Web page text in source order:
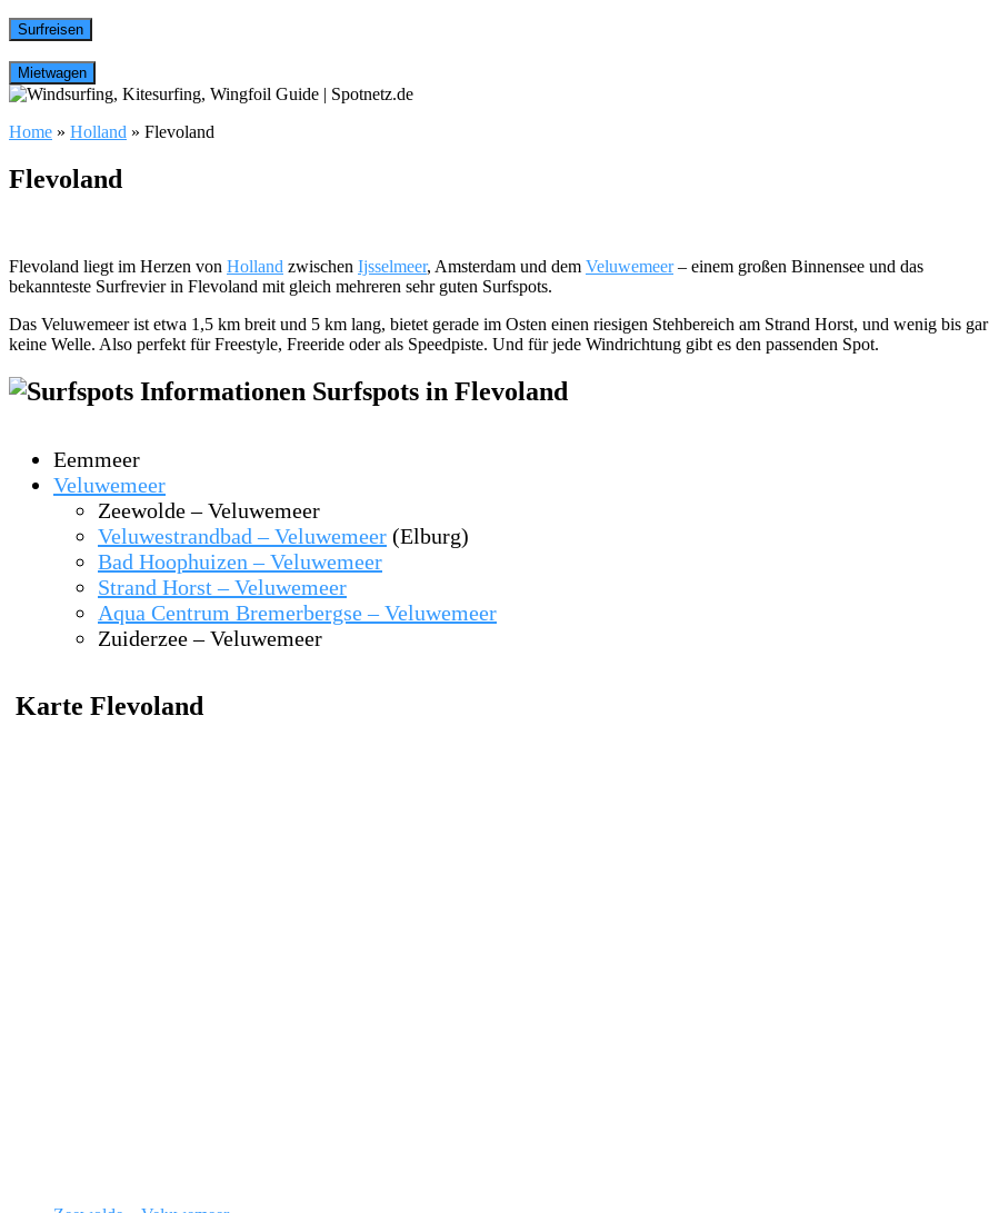
Home » Holland » Flevoland
Flevoland
Flevoland liegt im Herzen von Holland zwischen Ijsselmeer, Amsterdam und dem Veluwemeer– einem großen Binnensee und das
bekannteste Surfrevier in Flevoland mit gleich mehreren sehr guten Surfspots.
Das Veluwemeer ist etwa 1,5 km breit und 5 km lang, bietet gerade im Osten einen riesigen Stehbereich am Strand Horst, und wenig bis gar
keine Welle. Also perfekt für Freestyle, Freeride oder als Speedpiste. Und für jede Windrichtung gibt es den passenden Spot.
Surfspots in Flevoland
Eemmeer
Veluwemeer
Zeewolde – Veluwemeer
Veluwestrandbad – Veluwemeer (Elburg)
Bad Hoophuizen – Veluwemeer
Strand Horst – Veluwemeer
Aqua Centrum Bremerbergse – Veluwemeer
Zuiderzee – Veluwemeer
Karte Flevoland